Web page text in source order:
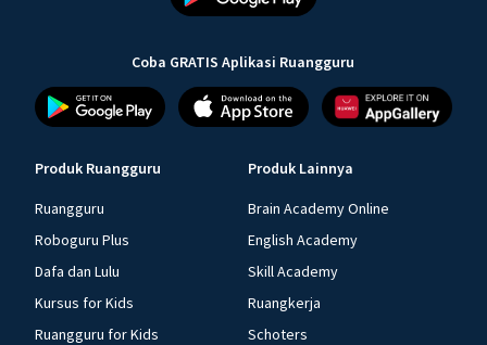
Coba GRATIS Aplikasi Ruangguru
Produk Ruangguru
Ruangguru
Roboguru Plus
Dafa dan Lulu
Kursus for Kids
Ruangguru for Kids
Produk Lainnya
Brain Academy Online
English Academy
Skill Academy
Ruangkerja
Schoters